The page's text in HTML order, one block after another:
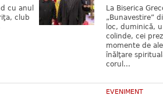
cu anul
club
La Biserica
„Bunavestire”
loc, duminică,
colinde, cei
momente de
înălţare
corul...
EVENIMENT